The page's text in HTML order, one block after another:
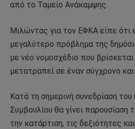
από το Ταμείο Ανάκαμψης.
Μιλώντας για τον ΕΦΚΑ είπε ότι
μεγαλύτερο πρόβλημα της
με νέο νομοσχέδιο που
μετατραπεί σε έναν σύγχρονο
Κατά τη σημερινή συνεδρίαση του
Συμβουλίου θα γίνει παρουσίαση
την κατάρτιση, τις δεξιότητες